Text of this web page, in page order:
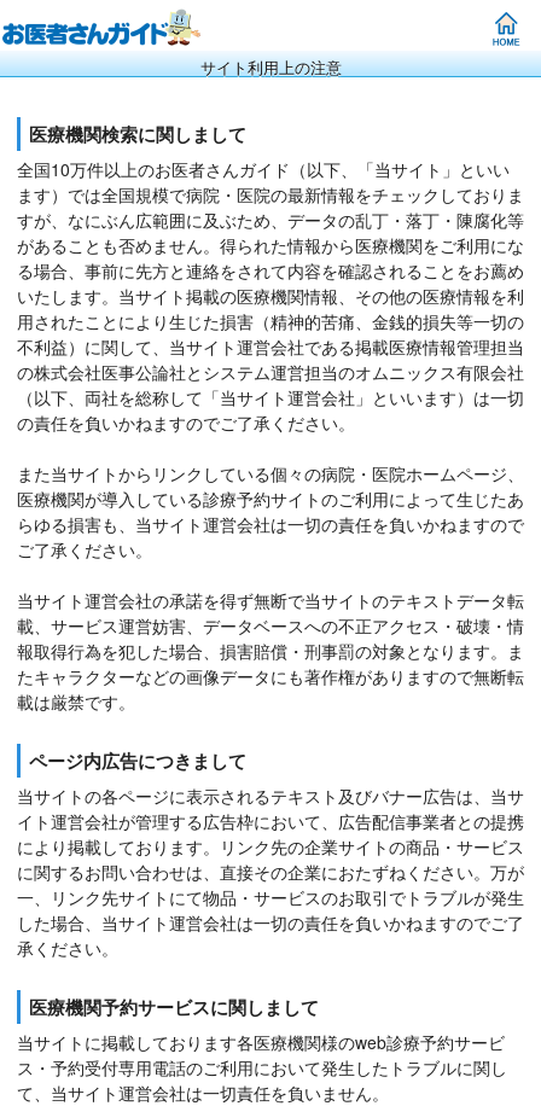
サイト利用上の注意
医療機関検索に関しまして
全国10万件以上のお医者さんガイド（以下、「当サイト」といい
ます）では全国規模で病院・医院の最新情報をチェックしておりま
すが、なにぶん広範囲に及ぶため、データの乱丁・落丁・陳腐化等
があることも否めません。得られた情報から医療機関をご利用にな
る場合、事前に先方と連絡をされて内容を確認されることをお薦め
いたします。当サイト掲載の医療機関情報、その他の医療情報を利
用されたことにより生じた損害（精神的苦痛、金銭的損失等一切の
不利益）に関して、当サイト運営会社である掲載医療情報管理担当
の株式会社医事公論社とシステム運営担当のオムニックス有限会社
（以下、両社を総称して「当サイト運営会社」といいます）は一切
の責任を負いかねますのでご了承ください。
また当サイトからリンクしている個々の病院・医院ホームページ、
医療機関が導入している診療予約サイトのご利用によって生じたあ
らゆる損害も、当サイト運営会社は一切の責任を負いかねますので
ご了承ください。
当サイト運営会社の承諾を得ず無断で当サイトのテキストデータ転
載、サービス運営妨害、データベースへの不正アクセス・破壊・情
報取得行為を犯した場合、損害賠償・刑事罰の対象となります。ま
たキャラクターなどの画像データにも著作権がありますので無断転
載は厳禁です。
ページ内広告につきまして
当サイトの各ページに表示されるテキスト及びバナー広告は、当サ
イト運営会社が管理する広告枠において、広告配信事業者との提携
により掲載しております。リンク先の企業サイトの商品・サービス
に関するお問い合わせは、直接その企業におたずねください。万が
一、リンク先サイトにて物品・サービスのお取引でトラブルが発生
した場合、当サイト運営会社は一切の責任を負いかねますのでご了
承ください。
医療機関予約サービスに関しまして
当サイトに掲載しております各医療機関様のweb診療予約サービ
ス・予約受付専用電話のご利用において発生したトラブルに関し
て、当サイト運営会社は一切責任を負いません。